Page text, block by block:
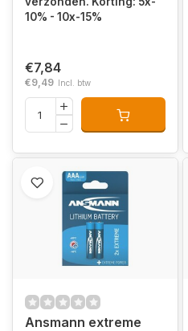
10% - 10x-15%
€7,84
€9,49 Incl. btw
Ansmann extreme